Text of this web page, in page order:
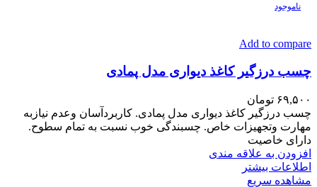
ناموجود
Add to compare
چسب درزگیر کاغذ دیواری مدل پمادی
۶۹,۵۰۰ تومان
چسب درزگیر کاغذ دیواری مدل پمادی. کاربردآسان وعدم نیازبه
مهارت وتجهیزات خاص. چسبندگی خوب نسبت به تمام سطوح.
دارای خاصیت
افزودن به علاقه مندی
اطلاعات بیشتر
مشاهده سریع